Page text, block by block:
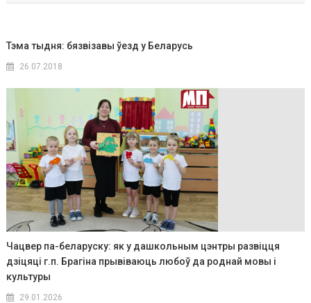
Тэма тыдня: бязвізавы ўезд у Беларусь
26.07.2018
Чацвер па-беларуску: як у дашкольным цэнтры развіцця
дзіцяці г.п. Брагіна прывіваюць любоў да роднай мовы і
культуры
29.01.2026